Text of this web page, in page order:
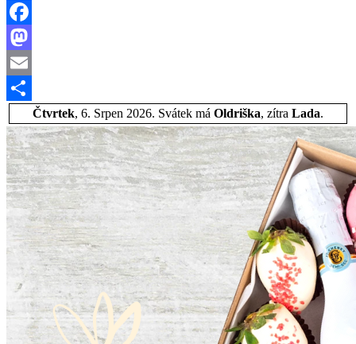
lásky
Facebook
Mastodon
Email
ShareČtvrtek, 6. Srpen 2026. Svátek má Oldriška, zítra Lada.